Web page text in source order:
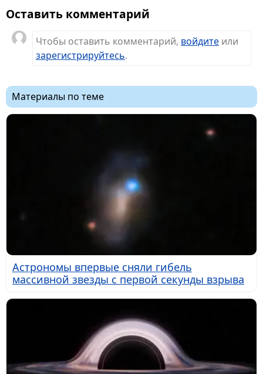
Оставить комментарий
Чтобы оставить комментарий, войдите или
зарегистрируйтесь.
Материалы по теме
Астрономы впервые сняли гибель
массивной звезды с первой секунды взрыва